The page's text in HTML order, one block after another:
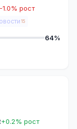
-1.0% рост
15
64%
+0.2% рост